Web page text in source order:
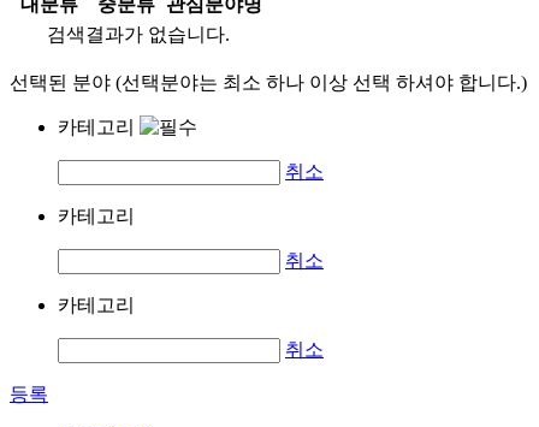
대분류 중분류
관심분야명
검색결과가 없습니다.
선택된 분야 (선택분야는 최소 하나 이상 선택 하셔야 합니다.)
카테고리
취소
카테고리
취소
카테고리
취소
등록